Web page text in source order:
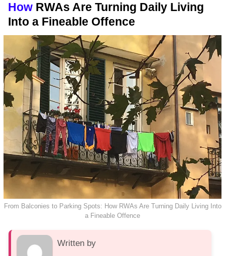
How RWAs Are Turning Daily Living
Into a Fineable Offence
From Balconies to Parking Spots: How RWAs Are Turning Daily Living Into
a Fineable Offence
Written by